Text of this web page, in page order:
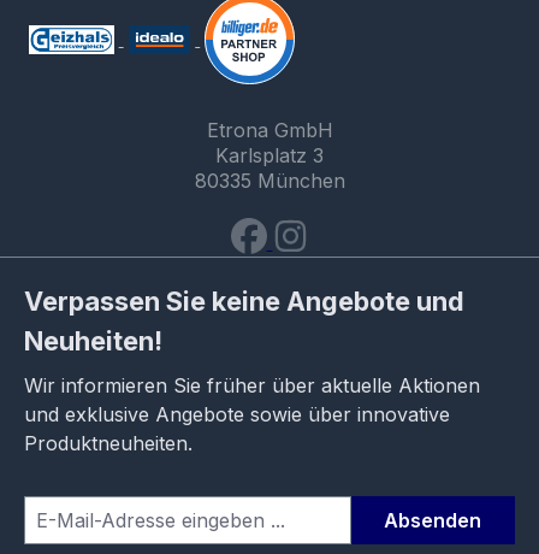
Etrona GmbH
Karlsplatz 3
80335 München
Verpassen Sie keine Angebote und
Neuheiten!
Wir informieren Sie früher über aktuelle Aktionen
und exklusive Angebote sowie über innovative
Produktneuheiten.
Absenden